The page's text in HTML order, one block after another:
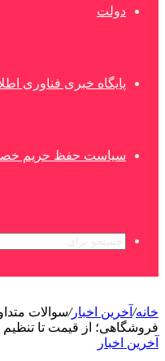
دولت
پایگاه خبری فناوری
سیاست حفظ حریم
خانه/ آخرین اخبار/سوالات
فروشگاهی؛ از قیمت تا
آخرین اخبار